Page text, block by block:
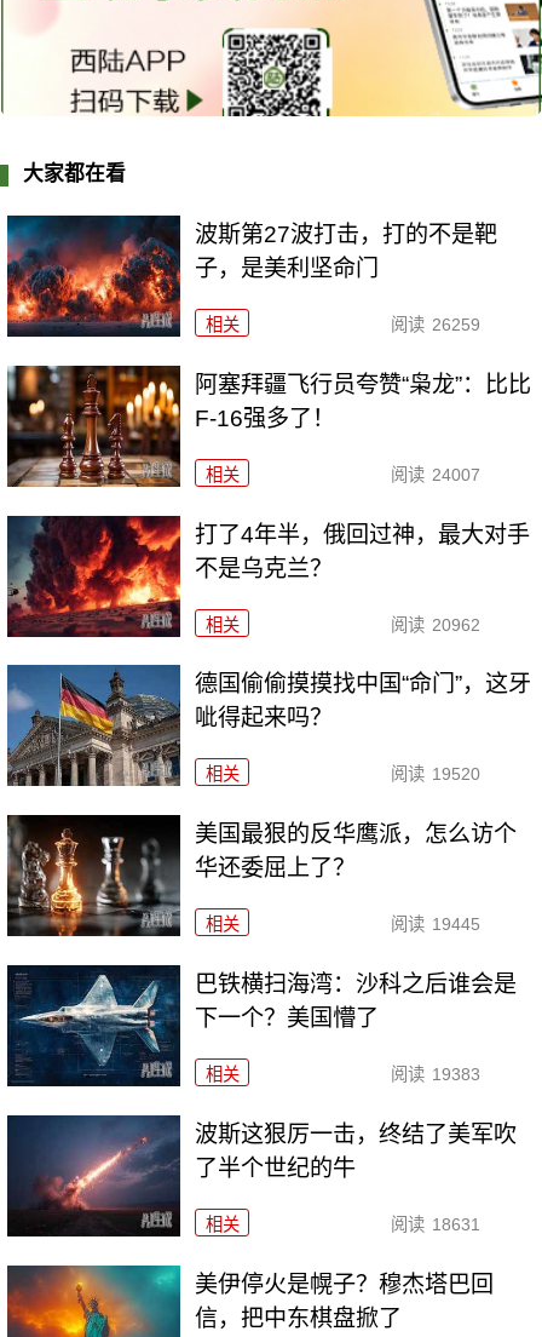
大家都在看
波斯第27波打击，打的不是靶
子，是美利坚命门
相关 阅读 26259
阿塞拜疆飞行员夸赞“枭龙”：比比
F-16强多了！
相关 阅读 24007
打了4年半，俄回过神，最大对手
不是乌克兰？
相关 阅读 20962
德国偷偷摸摸找中国“命门”，这牙
呲得起来吗？
相关 阅读 19520
美国最狠的反华鹰派，怎么访个
华还委屈上了？
相关 阅读 19445
巴铁横扫海湾：沙科之后谁会是
下一个？美国懵了
相关 阅读 19383
波斯这狠厉一击，终结了美军吹
了半个世纪的牛
相关 阅读 18631
美伊停火是幌子？穆杰塔巴回
信，把中东棋盘掀了